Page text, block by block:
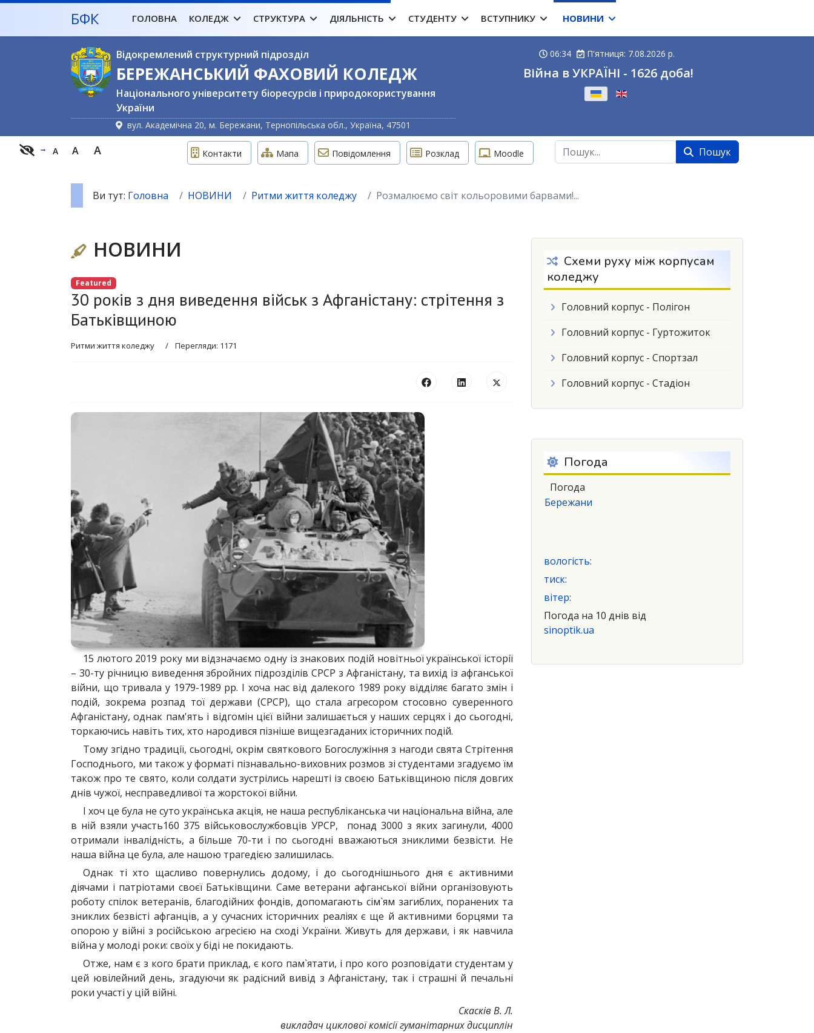
БФК ГОЛОВНА КОЛЕДЖ СТРУКТУРА ДІЯЛЬНІСТЬ СТУДЕНТУ ВСТУПНИКУ НОВИНИ
Відокремлений структурний підрозділ
БЕРЕЖАНСЬКИЙ ФАХОВИЙ КОЛЕДЖ
Національного університету біоресурсів і природокористування
України
вул. Академічна 20, м. Бережани, Тернопільська обл., Україна, 47501
06:34 П'ятниця: 7.08.2026 р.
Війна в УКРАЇНІ - 1626 доба!
A A A Контакти Мапа Повідомлення Розклад Moodle Пошук Пошук
Ви тут: Головна НОВИНИ Ритми життя коледжу Розмалюємо світ кольоровими барвами!...
НОВИНИ
Featured
30 років з дня виведення військ з Афганістану: стрітення з
Батьківщиною
Ритми життя коледжу Перегляди: 1171
15 лютого 2019 року ми відзначаємо одну із знакових подій новітньої української історії
– 30-ту річницю виведення збройних підрозділів СРСР з Афганістану, та вихід із афганської
війни, що тривала у 1979-1989 рр. І хоча нас від далекого 1989 року відділяє багато змін і
подій, зокрема розпад тої держави (СРСР), що стала агресором стосовно суверенного
Афганістану, однак пам'ять і відгомін цієї війни залишається у наших серцях і до сьогодні,
торкаючись навіть тих, хто народився пізніше вищезгаданих історичних подій.
Тому згідно традиції, сьогодні, окрім святкового Богослужіння з нагоди свята Стрітення
Господнього, ми також у форматі пізнавально-виховних розмов зі студентами згадуємо їм
також про те свято, коли солдати зустрілись нарешті із своєю Батьківщиною після довгих
днів чужої, несправедливої та жорстокої війни.
І хоч це була не суто українська акція, не наша республіканська чи національна війна, але
в ній взяли участь160 375 військовослужбовців УРСР, понад 3000 з яких загинули, 4000
отримали інвалідність, а більше 70-ти і по сьогодні вважаються зниклими безвісти. Не
наша війна це була, але нашою трагедією залишилась.
Однак ті хто щасливо повернулись додому, і до сьогоднішнього дня є активними
діячами і патріотами своєї Батьківщини. Саме ветерани афганської війни організовують
роботу спілок ветеранів, благодійних фондів, допомагають сім`ям загиблих, поранених та
зниклих безвісті афганців, а у сучасних історичних реаліях є ще й активними борцями та
опорою у війні з російською агресією на сході України. Живуть для держави, і як навчила
війна у молоді роки: своїх у біді не покидають.
Отже, нам є з кого брати приклад, є кого пам`ятати, і про кого розповідати студентам у
цей ювілейний день, згадуючи як радісний вивід з Афганістану, так і страшні й печальні
роки участі у цій війні.
Скасків В. Л.
викладач циклової комісії гуманітарних дисциплін
Схеми руху між корпусам
коледжу
Головний корпус - Полігон
Головний корпус - Гуртожиток
Головний корпус - Спортзал
Головний корпус - Стадіон
Погода
Погода
Бережани
вологість:
тиск:
вітер:
Погода на 10 днів від
sinoptik.ua